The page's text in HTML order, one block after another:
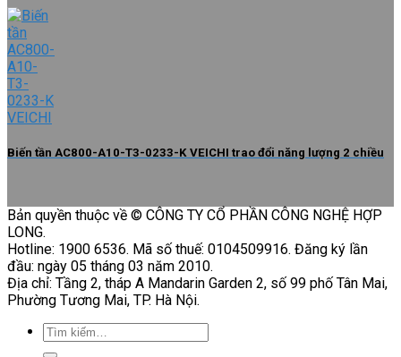
Biến tần AC800-A10-T3-0233-K VEICHI trao đổi năng lượng 2 chiều
Bản quyền thuộc về © CÔNG TY CỔ PHẦN CÔNG NGHỆ HỢP
LONG.
Hotline: 1900 6536. Mã số thuế: 0104509916. Đăng ký lần
đầu: ngày 05 tháng 03 năm 2010.
Địa chỉ: Tầng 2, tháp A Mandarin Garden 2, số 99 phố Tân Mai,
Phường Tương Mai, TP. Hà Nội.
Tìm
kiếm: